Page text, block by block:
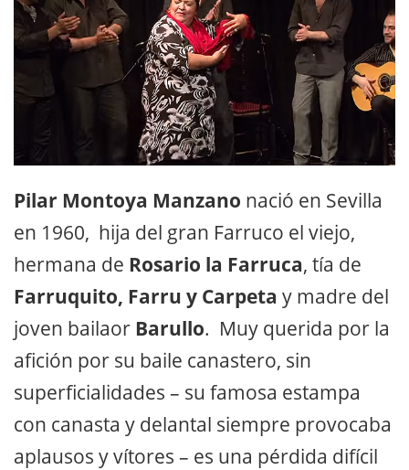
Pilar Montoya Manzano nació en Sevilla
en 1960, hija del gran Farruco el viejo,
hermana de Rosario la Farruca, tía de
Farruquito, Farru y Carpeta y madre del
joven bailaor Barullo. Muy querida por la
afición por su baile canastero, sin
superficialidades – su famosa estampa
con canasta y delantal siempre provocaba
aplausos y vítores – es una pérdida difícil